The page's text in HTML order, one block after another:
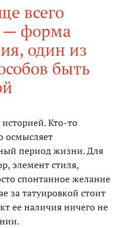
всего
— форма
один из
быть
Кто-то
осмысляет
период жизни. Для
элемент стиля,
спонтанное желание
за татуировкой стоит
ее наличия ничего не